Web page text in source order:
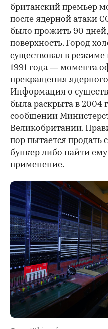
британский премьер
после ядерной атаки
было прожить 90
поверхность. Город
существовал в режиме
1991 года — момента
прекращения
Информация о
была раскрыта в 2004
сообщении
Великобритании.
пор пытается
бункер либо найти
применение.